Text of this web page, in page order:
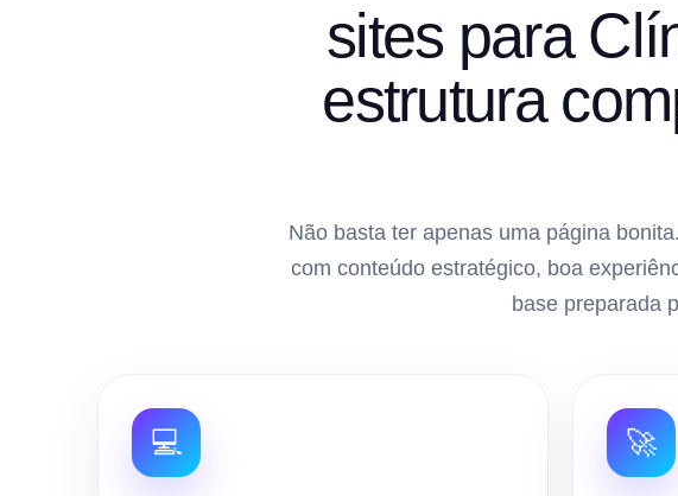
sites para
estrutura
Não basta ter apenas uma página
com conteúdo estratégico, boa
base preparada
💻 🚀